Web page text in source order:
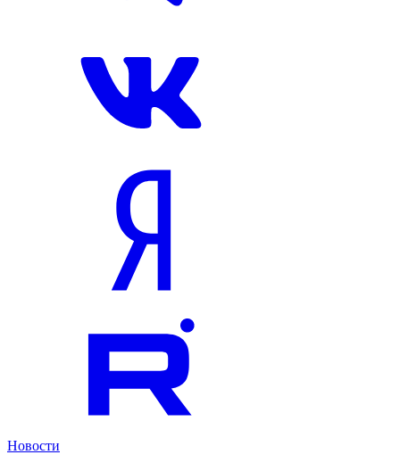
Новости